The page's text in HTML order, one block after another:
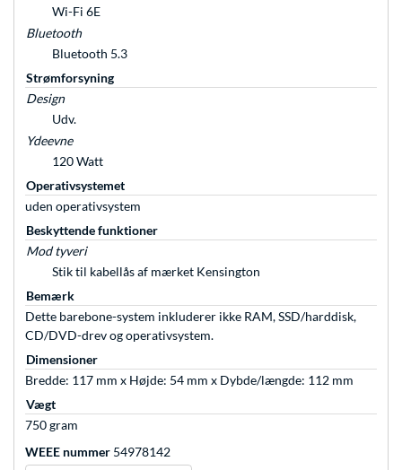
Wi-Fi 6E
Bluetooth
Bluetooth 5.3
Strømforsyning
Design
Udv.
Ydeevne
120 Watt
Operativsystemet
uden operativsystem
Beskyttende funktioner
Mod tyveri
Stik til kabellås af mærket Kensington
Bemærk
Dette barebone-system inkluderer ikke RAM, SSD/harddisk,
CD/DVD-drev og operativsystem.
Dimensioner
Bredde: 117 mm x Højde: 54 mm x Dybde/længde: 112 mm
Vægt
750 gram
WEEE nummer 54978142